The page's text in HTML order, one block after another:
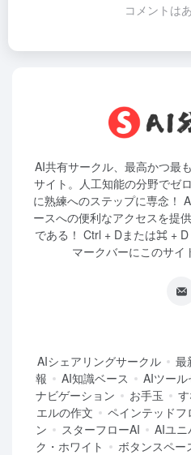
コメントは
AI共有サークル、最高かつ最
サイト。人工知能の分野でゼ
に熟練へのステップに専念！
ースへの便利なアクセスを提
である！ Ctrl + Dまたは⌘ +
マークバーにこのサ
AIシェアリングサークル 最
報
AI知識ベース AIツール
ナビゲーション
お手玉
エルの作文
ペインテッドフ
ン
スターフローAI AIユ
ク・ホワイト
ボタンスペー